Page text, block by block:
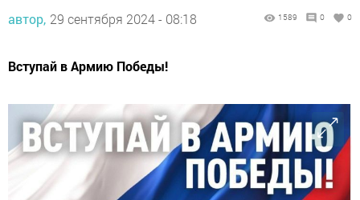
автор, 29 сентября 2024 - 08:18 1589 0 0
Вступай в Армию Победы!